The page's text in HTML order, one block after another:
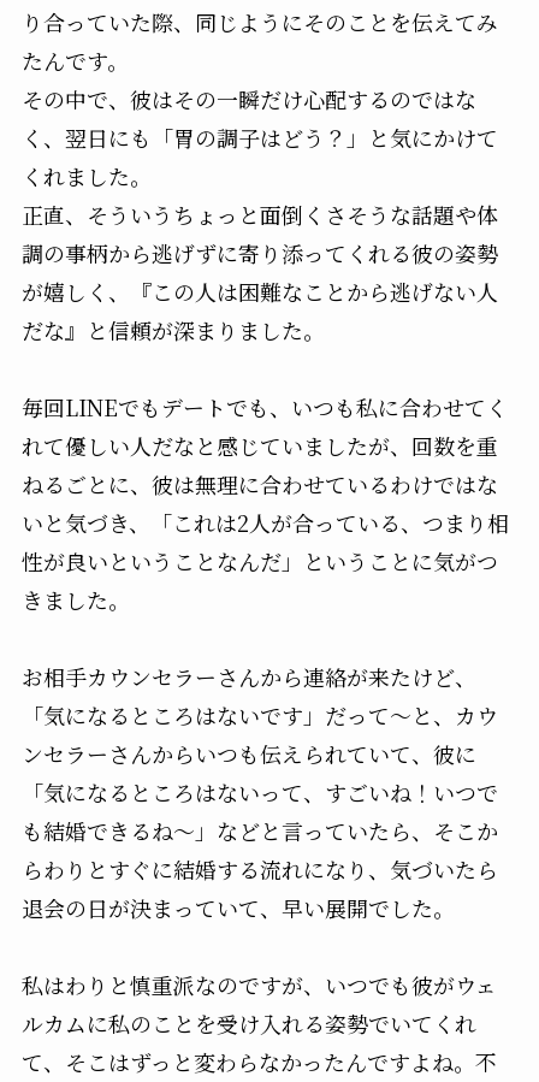
り合っていた際、同じようにそのことを伝えてみ
たんです。
その中で、彼はその一瞬だけ心配するのではな
く、翌日にも「胃の調子はどう？」と気にかけて
くれました。
正直、そういうちょっと面倒くさそうな話題や体
調の事柄から逃げずに寄り添ってくれる彼の姿勢
が嬉しく、『この人は困難なことから逃げない人
だな』と信頼が深まりました。
毎回LINEでもデートでも、いつも私に合わせてく
れて優しい人だなと感じていましたが、回数を重
ねるごとに、彼は無理に合わせているわけではな
いと気づき、「これは2人が合っている、つまり相
性が良いということなんだ」ということに気がつ
きました。
お相手カウンセラーさんから連絡が来たけど、
「気になるところはないです」だって〜と、カウ
ンセラーさんからいつも伝えられていて、彼に
「気になるところはないって、すごいね！いつで
も結婚できるね〜」などと言っていたら、そこか
らわりとすぐに結婚する流れになり、気づいたら
退会の日が決まっていて、早い展開でした。
私はわりと慎重派なのですが、いつでも彼がウェ
ルカムに私のことを受け入れる姿勢でいてくれ
て、そこはずっと変わらなかったんですよね。不